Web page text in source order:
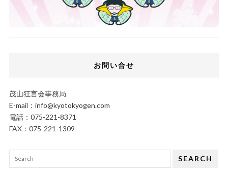
お問い合せ
茂山狂言会事務局
E-mail： info@kyotokyogen.com
電話： 075-221-8371
FAX：075-221-1309
SEARCH